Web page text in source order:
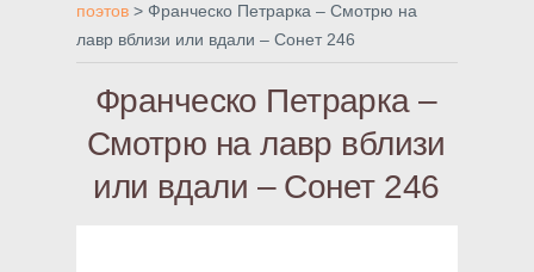
поэтов > Франческо Петрарка – Смотрю на
лавр вблизи или вдали – Сонет 246
Франческо Петрарка –
Смотрю на лавр вблизи
или вдали – Сонет 246